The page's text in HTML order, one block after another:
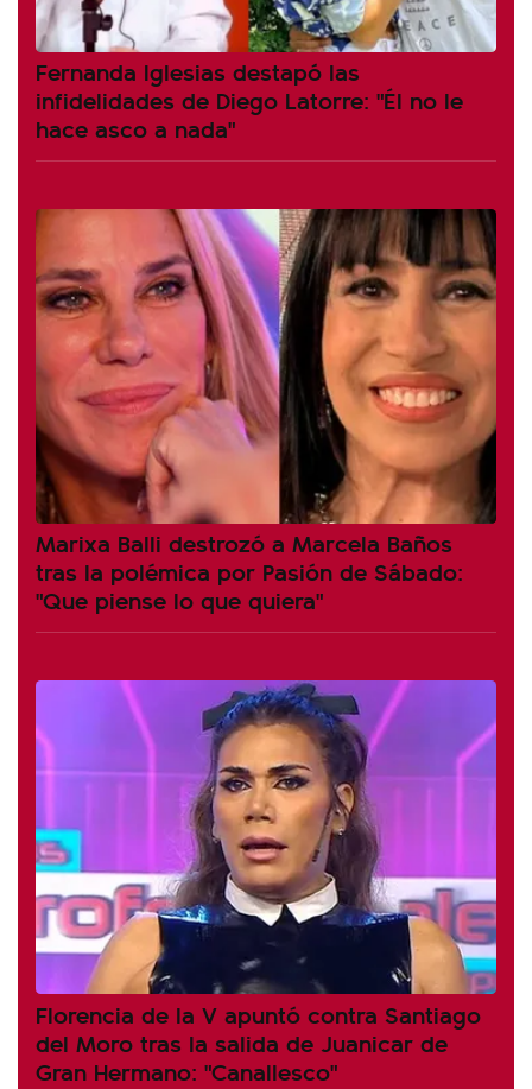
Fernanda Iglesias destapó las
infidelidades de Diego Latorre: "Él no le
hace asco a nada"
Marixa Balli destrozó a Marcela Baños
tras la polémica por Pasión de Sábado:
"Que piense lo que quiera"
Florencia de la V apuntó contra Santiago
del Moro tras la salida de Juanicar de
Gran Hermano: "Canallesco"